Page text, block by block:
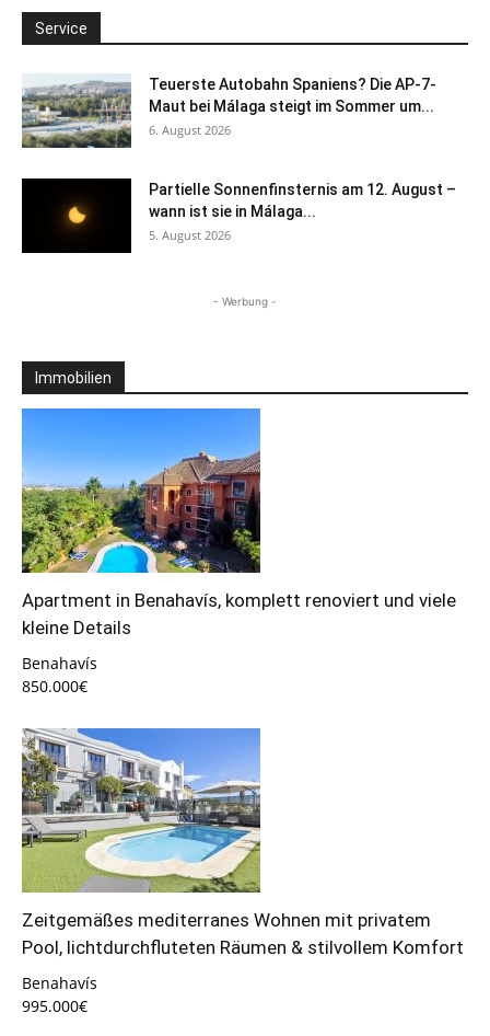
Service
Teuerste Autobahn Spaniens? Die AP-7-
Maut bei Málaga steigt im Sommer um...
6. August 2026
Partielle Sonnenfinsternis am 12. August –
wann ist sie in Málaga...
5. August 2026
- Werbung -
Immobilien
Apartment in Benahavís, komplett renoviert und viele
kleine Details
Benahavís
850.000€
Zeitgemäßes mediterranes Wohnen mit privatem
Pool, lichtdurchfluteten Räumen & stilvollem Komfort
Benahavís
995.000€